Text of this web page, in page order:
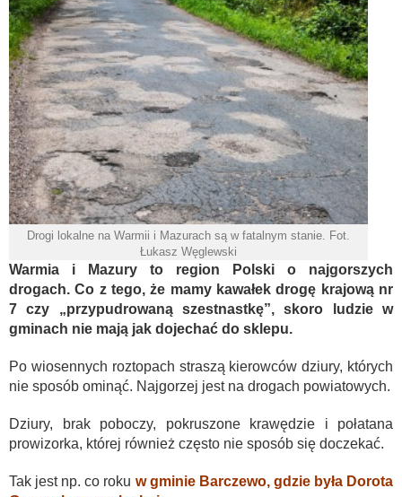
Drogi lokalne na Warmii i Mazurach są w fatalnym stanie. Fot.
Łukasz Węglewski
Warmia i Mazury to region Polski o najgorszych
drogach. Co z tego, że mamy kawałek drogę krajową nr
7 czy „przypudrowaną szestnastkę”, skoro ludzie w
gminach nie mają jak dojechać do sklepu.
Po wiosennych roztopach straszą kierowców dziury, których
nie sposób ominąć. Najgorzej jest na drogach powiatowych.
Dziury, brak poboczy, pokruszone krawędzie i połatana
prowizorka, której również często nie sposób się doczekać.
Tak jest np. co roku w gminie Barczewo, gdzie była Dorota